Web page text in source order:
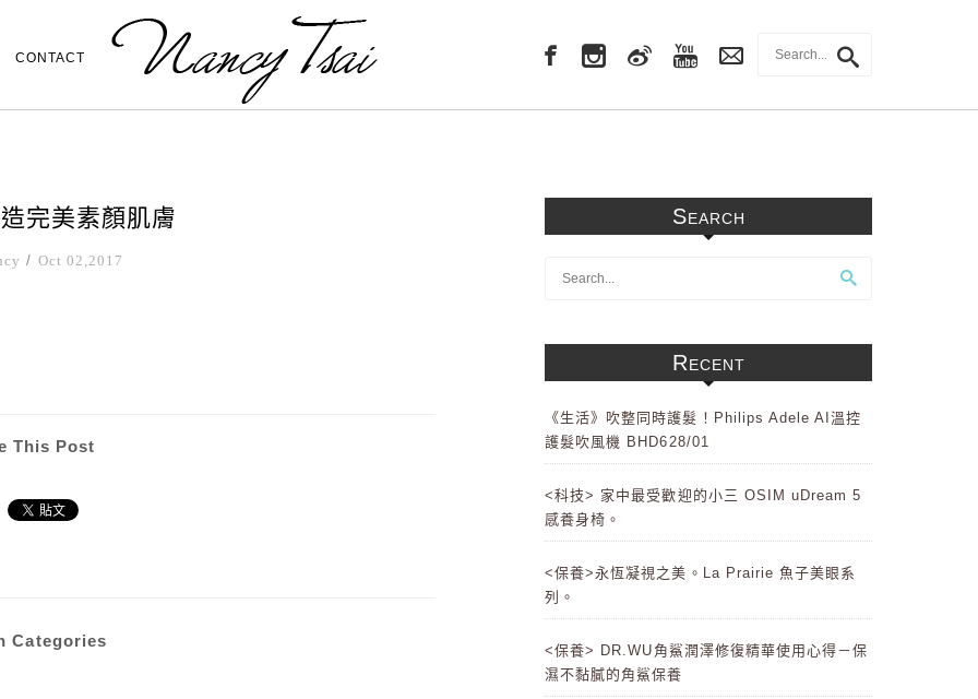
CONTACT
完美素顏肌膚
/ Oct 02,2017
This Post
Categories
Search
Recent
《生活》吹整同時護髮！Philips Adele AI溫控
護髮吹風機 BHD628/01
<科技> 家中最受歡迎的小三 OSIM uDream 5
感養身椅。
<保養>永恆凝視之美。La Prairie 魚子美眼系
列。
<保養> DR.WU角鯊潤澤修復精華使用心得－保
濕不黏膩的角鯊保養